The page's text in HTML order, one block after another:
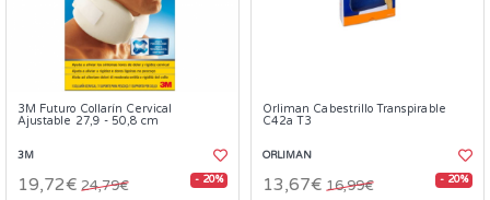
3M Futuro Collarín Cervical
Ajustable 27,9 - 50,8 cm
3M
19,72€ 24,79€ - 20%
Orliman Cabestrillo Transpirable
C42a T3
ORLIMAN
13,67€ 16,99€ - 20%